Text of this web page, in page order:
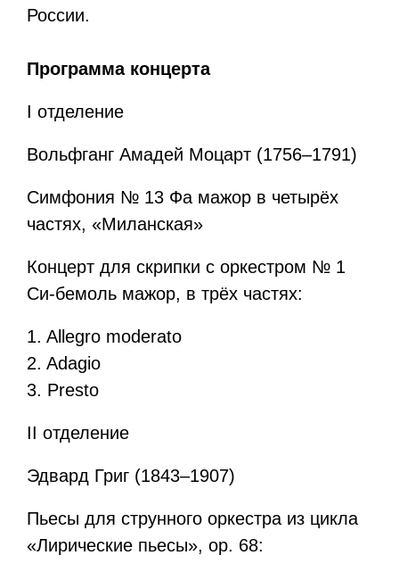
России.
Программа концерта
I отделение
Вольфганг Амадей Моцарт (1756–1791)
Симфония № 13 Фа мажор в четырёх
частях, «Миланская»
Концерт для скрипки с оркестром № 1
Си-бемоль мажор, в трёх частях:
1. Allegro moderato
2. Adagio
3. Presto
II отделение
Эдвард Григ (1843–1907)
Пьесы для струнного оркестра из цикла
«Лирические пьесы», ор. 68: